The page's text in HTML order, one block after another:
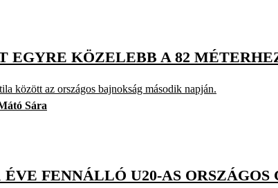
KÖZELEBB A 82
között az országos bajnokság második napján.
Sára
FENNÁLLÓ U20-AS ORSZÁGOS